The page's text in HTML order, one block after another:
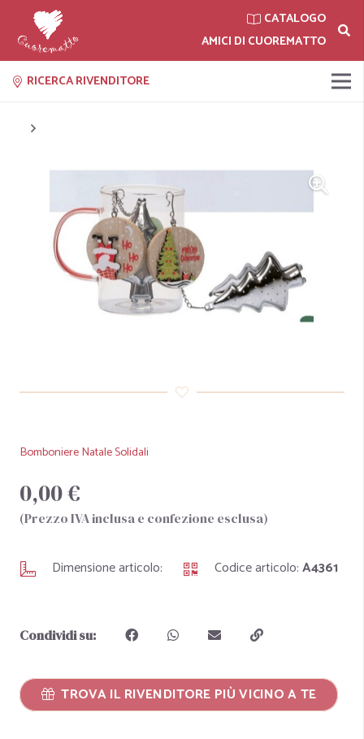
CATALOGO
AMICI DI CUOREMATTO
RICERCA RIVENDITORE
Bomboniere Natale Solidali
0,00 €
(Prezzo IVA inclusa e confezione esclusa)
Dimensione articolo: Codice articolo:A4361
Condividi su:
TROVA IL RIVENDITORE PIÙ VICINO A TE